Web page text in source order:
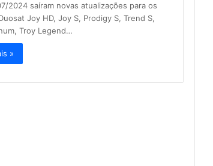
2024 saíram novas atualizações para os
Joy HD, Joy S, Prodigy S, Trend S,
Troy Legend…
»